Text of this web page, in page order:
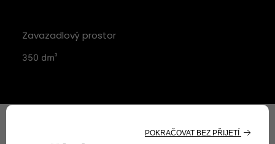
Zavazadlový prostor
350 dm³